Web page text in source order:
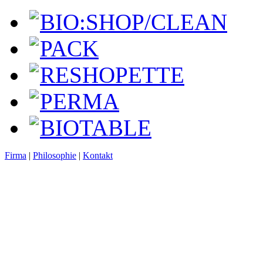
BIO:SHOP/CLEAN
PACK
RESHOPETTE
PERMA
BIOTABLE
Firma | Philosophie | Kontakt